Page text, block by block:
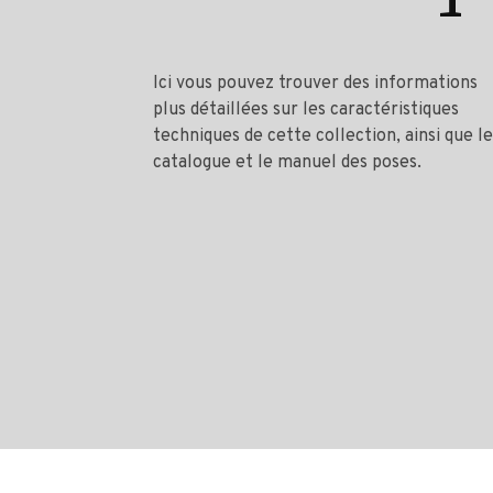
Ici vous pouvez trouver des informations
plus détaillées sur les caractéristiques
techniques de cette collection, ainsi que le
catalogue et le manuel des poses.